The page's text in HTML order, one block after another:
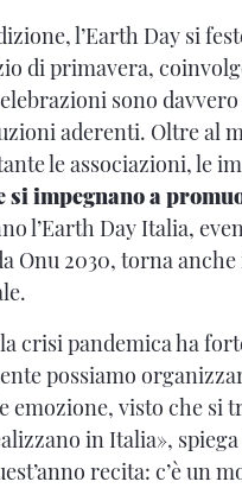
l’Earth Day si
di primavera,
sono
aderenti. Oltre al
le associazioni, le
si impegnano a
l’Earth Day Italia,
Onu 2030, torna
crisi pandemica ha
possiamo
emozione, visto che si
in Italia», spiega
recita: c’è un